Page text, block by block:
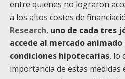
entre quienes no lograron
a los altos costes de
Research, uno de cada tres
accede al mercado animado
condiciones hipotecarias, lo
importancia de estas medidas